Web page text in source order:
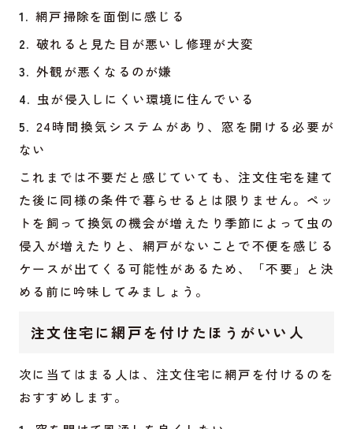
網戸掃除を面倒に感じる
破れると見た目が悪いし修理が大変
外観が悪くなるのが嫌
虫が侵入しにくい環境に住んでいる
24時間換気システムがあり、窓を開ける必要が
ない
これまでは不要だと感じていても、注文住宅を建て
た後に同様の条件で暮らせるとは限りません。ペッ
トを飼って換気の機会が増えたり季節によって虫の
侵入が増えたりと、網戸がないことで不便を感じる
ケースが出てくる可能性があるため、「不要」と決
める前に吟味してみましょう。
注文住宅に網戸を付けたほうがいい人
次に当てはまる人は、注文住宅に網戸を付けるのを
おすすめします。